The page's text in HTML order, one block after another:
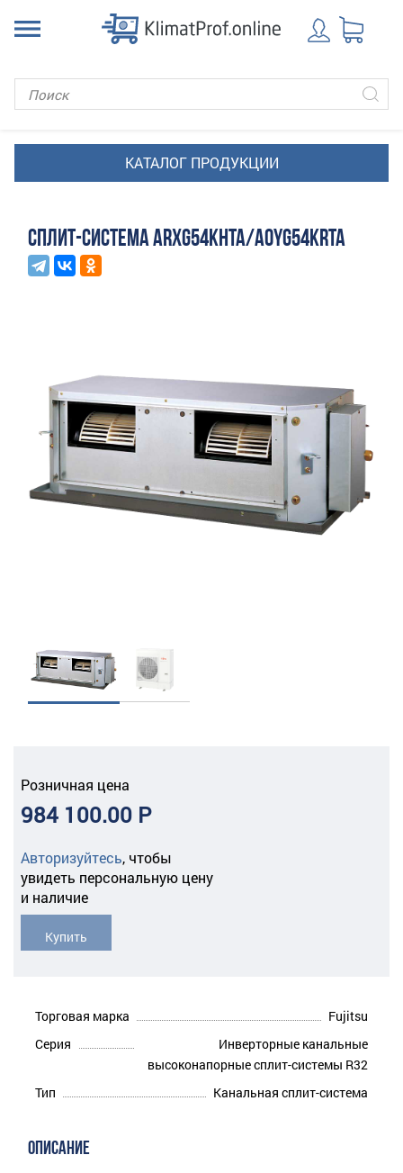
СПЛИТ-СИСТЕМА ARXG54KHTA/AOYG54KRTA
Розничная цена
984 100.00 Р
Авторизуйтесь, чтобы
увидеть персональную цену
и наличие
Купить
Торговая марка
Fujitsu
Серия
Инверторные канальные
высоконапорные сплит-системы R32
Тип
Канальная сплит-система
ОПИСАНИЕ